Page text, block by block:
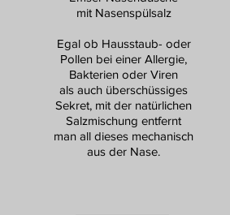
mit Nasenspülsalz
Egal ob Hausstaub- oder
Pollen bei einer Allergie,
Bakterien oder Viren
als auch überschüssiges
Sekret, mit der natürlichen
Salzmischung entfernt
man all dieses mechanisch
aus der Nase.